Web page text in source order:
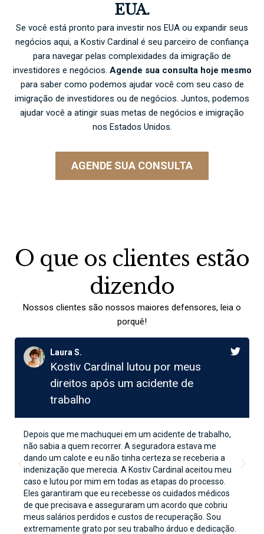
EUA.
Se você está pronto para investir nos EUA ou expandir seus
negócios aqui, a Kostiv Cardinal é seu parceiro de confiança
para navegar pelas complexidades da imigração de
investidores e negócios. Agende sua consulta hoje mesmo
para saber como podemos ajudar você com seu caso de
imigração de investidores ou de negócios. Juntos, podemos
ajudar você a atingir suas metas de negócios e imigração
nos Estados Unidos.
AGENDE SUA CONSULTA
O que os clientes estão
dizendo
Nossos clientes são nossos maiores defensores, leia o
porquê!
Laura S.
Kostiv Cardinal lutou por meus
direitos após um acidente de
trabalho
Depois que me machuquei em um acidente de trabalho,
não sabia a quem recorrer. A seguradora estava me
dando um calote e eu não tinha certeza se receberia a
indenização que merecia. A Kostiv Cardinal aceitou meu
caso e lutou por mim em todas as etapas do processo.
Eles garantiram que eu recebesse os cuidados médicos
de que precisava e asseguraram um acordo que cobriu
meus salários perdidos e custos de recuperação. Sou
extremamente grato por seu trabalho árduo e dedicação.